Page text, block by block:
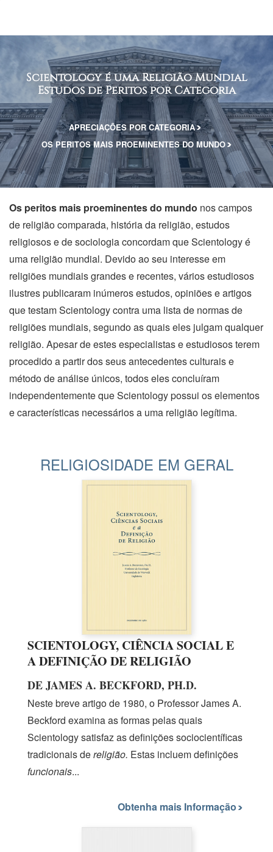
Scientology é uma Religião Mundial
Estudos de Peritos por Categoria
APRECIAÇÕES POR CATEGORIA
OS PERITOS MAIS PROEMINENTES DO MUNDO
Os peritos mais proeminentes do mundo nos campos
de religião comparada, história da religião, estudos
religiosos e de sociologia concordam que Scientology é
uma religião mundial. Devido ao seu interesse em
religiões mundiais grandes e recentes, vários estudiosos
ilustres publicaram inúmeros estudos, opiniões e artigos
que testam Scientology contra uma lista de normas de
religiões mundiais, segundo as quais eles julgam qualquer
religião. Apesar de estes especialistas e estudiosos terem
procedido a partir dos seus antecedentes culturais e
método de análise únicos, todos eles concluíram
independentemente que Scientology possui os elementos
e características necessários a uma religião legítima.
RELIGIOSIDADE EM GERAL
SCIENTOLOGY, CIÊNCIA SOCIAL E
A DEFINIÇÃO DE RELIGIÃO
DE JAMES A. BECKFORD, PH.D.
Neste breve artigode 1980, o ProfessorJames A.
Beckford examina as formas pelas quais
Scientology satisfaz as definições sociocientíficas
tradicionais dereligião. Estas incluem definições
funcionais...
Obtenha mais Informação